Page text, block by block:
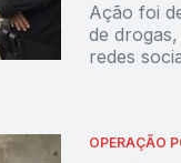
Ação foi
de
redes
OPERAÇÃO